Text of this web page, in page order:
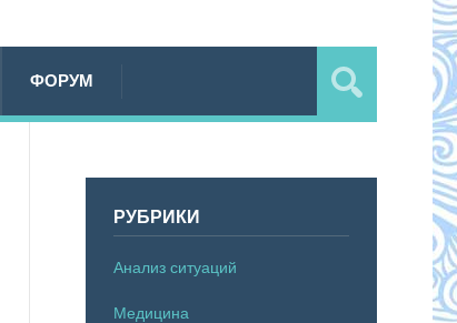
ФОРУМ
РУБРИКИ
Анализ ситуаций
Медицина